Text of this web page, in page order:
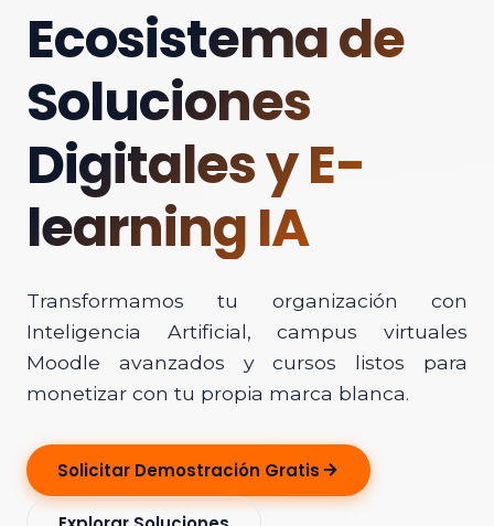
Ecosistema de
Soluciones
Digitales y E-
learning IA
Transformamos tu organización con
Inteligencia Artificial, campus virtuales
Moodle avanzados y cursos listos para
monetizar con tu propia marca blanca.
Solicitar Demostración Gratis